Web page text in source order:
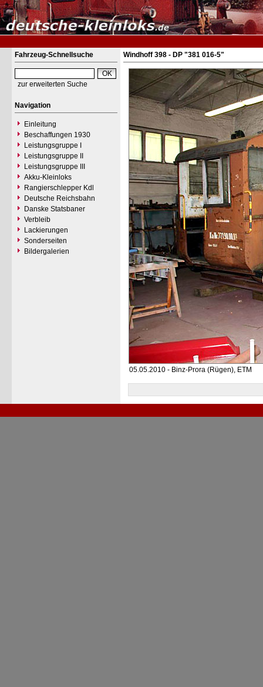
Fahrzeug-Schnellsuche
zur erweiterten Suche
Navigation
Einleitung
Beschaffungen 1930
Leistungsgruppe I
Leistungsgruppe II
Leistungsgruppe III
Akku-Kleinloks
Rangierschlepper Kdl
Deutsche Reichsbahn
Danske Statsbaner
Verbleib
Lackierungen
Sonderseiten
Bildergalerien
Windhoff 398 - DP "381 016-5"
05.05.2010 - Binz-Prora (Rügen), ETM